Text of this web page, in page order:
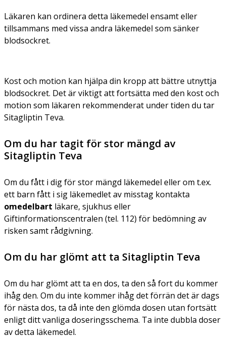
Läkaren kan ordinera detta läkemedel ensamt eller
tillsammans med vissa andra läkemedel som sänker
blodsockret.
Kost och motion kan hjälpa din kropp att bättre utnyttja
blodsockret. Det är viktigt att fortsätta med den kost och
motion som läkaren rekommenderat under tiden du tar
Sitagliptin Teva.
Om du har tagit för stor mängd av
Sitagliptin Teva
Om du fått i dig för stor mängd läkemedel eller om t.ex.
ett barn fått i sig läkemedlet av misstag kontakta
omedelbart läkare, sjukhus eller
Giftinformationscentralen (tel. 112) för bedömning av
risken samt rådgivning.
Om du har glömt att ta Sitagliptin Teva
Om du har glömt att ta en dos, ta den så fort du kommer
ihåg den. Om du inte kommer ihåg det förrän det är dags
för nästa dos, ta då inte den glömda dosen utan fortsätt
enligt ditt vanliga doseringsschema. Ta inte dubbla doser
av detta läkemedel.